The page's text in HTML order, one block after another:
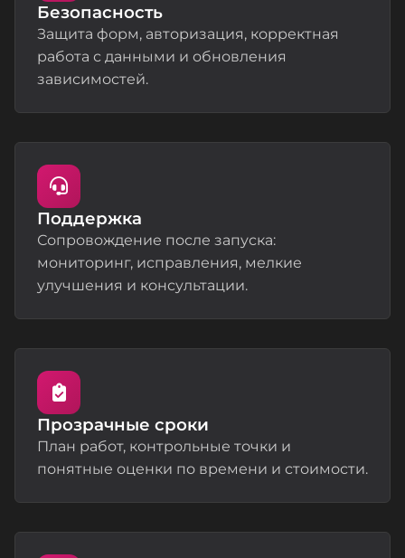
Безопасность
Защита форм, авторизация, корректная
работа с данными и обновления
зависимостей.
Поддержка
Сопровождение после запуска:
мониторинг, исправления, мелкие
улучшения и консультации.
Прозрачные сроки
План работ, контрольные точки и
понятные оценки по времени и стоимости.